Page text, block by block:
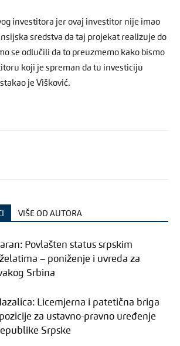
investitora jer ovaj investitor nije imao
sredstva da taj projekat realizuje do
se odlučili da to preuzmemo kako bismo
koji je spreman da tu investiciju
je Višković.
VIŠE OD AUTORA
Povlašten status srpskim
– poniženje i uvreda za
Srbina
Licemjerna i patetična briga
za ustavno-pravno uređenje
Srpske